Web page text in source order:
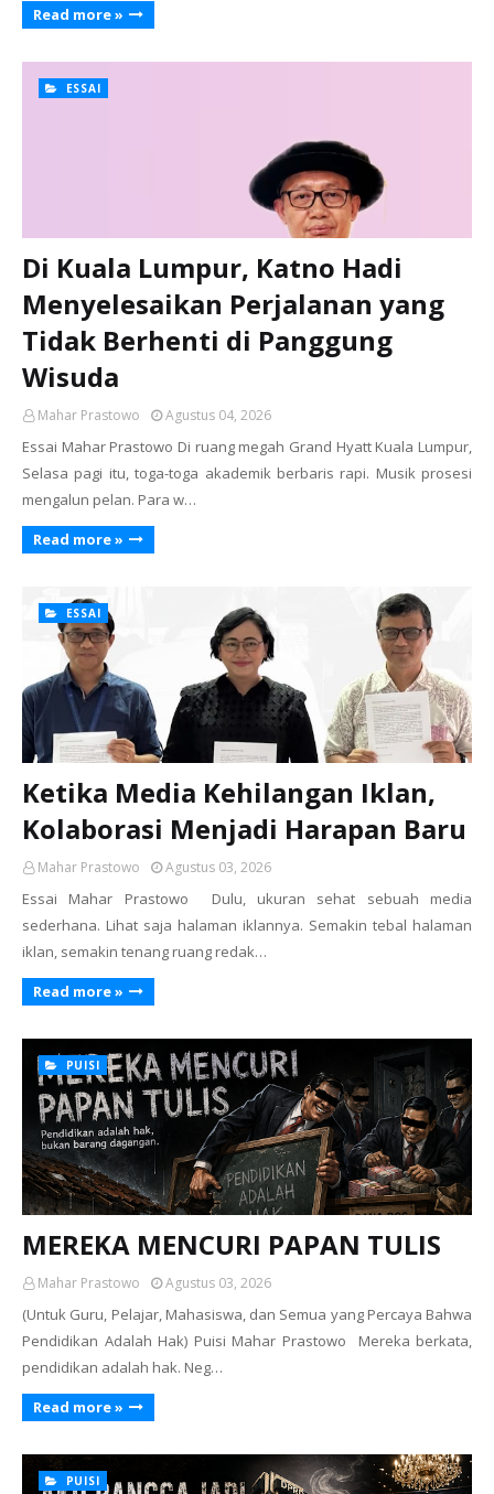
Read more »
ESSAI
Di Kuala Lumpur, Katno Hadi
Menyelesaikan Perjalanan yang
Tidak Berhenti di Panggung
Wisuda
Mahar Prastowo Agustus 04, 2026
Essai Mahar Prastowo Di ruang megah Grand Hyatt Kuala Lumpur,
Selasa pagi itu, toga-toga akademik berbaris rapi. Musik prosesi
mengalun pelan. Para w…
Read more »
ESSAI
Ketika Media Kehilangan Iklan,
Kolaborasi Menjadi Harapan Baru
Mahar Prastowo Agustus 03, 2026
Essai Mahar Prastowo Dulu, ukuran sehat sebuah media
sederhana. Lihat saja halaman iklannya. Semakin tebal halaman
iklan, semakin tenang ruang redak…
Read more »
PUISI
MEREKA MENCURI PAPAN TULIS
Mahar Prastowo Agustus 03, 2026
(Untuk Guru, Pelajar, Mahasiswa, dan Semua yang Percaya Bahwa
Pendidikan Adalah Hak) Puisi Mahar Prastowo Mereka berkata,
pendidikan adalah hak. Neg…
Read more »
PUISI